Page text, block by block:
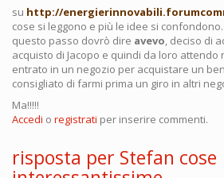
su http://
cose si leggono e più le idee si
questo passo dovrò dire avevo , deciso di
acquisto di Jacopo e quindi da loro attendo
entrato in un negozio per acquistare un
consigliato di farmi prima un giro in altri
Ma!!!!!
Accedi o registrati per inserire commenti.
risposta per Stefan cose